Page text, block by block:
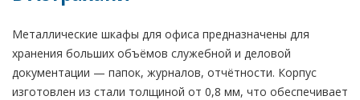
Металлические шкафы для офиса предназначены для
хранения больших объёмов служебной и деловой
документации — папок, журналов, отчётности. Корпус
изготовлен из стали толщиной от 0,8 мм, что обеспечивает